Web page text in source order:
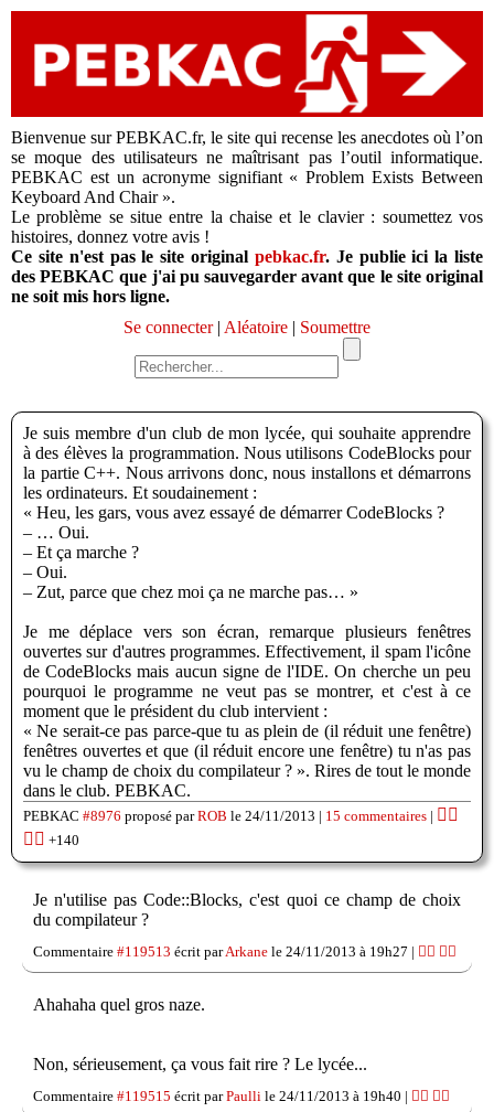
Bienvenue sur PEBKAC.fr, le site qui recense les anecdotes où l’on
se moque des utilisateurs ne maîtrisant pas l’outil informatique.
PEBKAC est un acronyme signifiant « Problem Exists Between
Keyboard And Chair ».
Le problème se situe entre la chaise et le clavier : soumettez vos
histoires, donnez votre avis !
Ce site n'est pas le site original pebkac.fr. Je publie ici la liste
des PEBKAC que j'ai pu sauvegarder avant que le site original
ne soit mis hors ligne.
Se connecter| Aléatoire | Soumettre
Je suis membre d'un club de mon lycée, qui souhaite apprendre
à des élèves la programmation. Nous utilisons CodeBlocks pour
la partie C++. Nous arrivons donc, nous installons et démarrons
les ordinateurs. Et soudainement :
« Heu, les gars, vous avez essayé de démarrer CodeBlocks ?
– … Oui.
– Et ça marche ?
– Oui.
– Zut, parce que chez moi ça ne marche pas… »
Je me déplace vers son écran, remarque plusieurs fenêtres
ouvertes sur d'autres programmes. Effectivement, il spam l'icône
de CodeBlocks mais aucun signe de l'IDE. On cherche un peu
pourquoi le programme ne veut pas se montrer, et c'est à ce
moment que le président du club intervient :
« Ne serait-ce pas parce-que tu as plein de (il réduit une fenêtre)
fenêtres ouvertes et que (il réduit encore une fenêtre) tu n'as pas
vu le champ de choix du compilateur ? ». Rires de tout le monde
dans le club. PEBKAC.
PEBKAC #8976 proposé parROB le 24/11/2013 | 15 commentaires | 👍🏽
👎🏽 +140
Je n'utilise pas Code::Blocks, c'est quoi ce champ de choix
du compilateur ?
Commentaire #119513 écrit parArkane le 24/11/2013 à 19h27 | 👍🏽 👎🏽
Ahahaha quel gros naze.
Non, sérieusement, ça vous fait rire ? Le lycée...
Commentaire #119515 écrit parPaulli le 24/11/2013 à 19h40 | 👍🏽 👎🏽